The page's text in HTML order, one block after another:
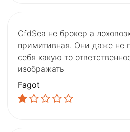
CfdSea не брокер а
примитивная. Они даже не
себя какую то
изображать
Fagot